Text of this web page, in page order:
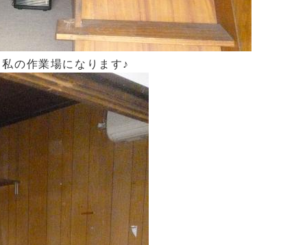
の作業場になります♪